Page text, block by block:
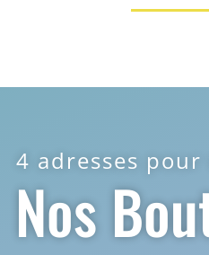
4 adresses
Nos